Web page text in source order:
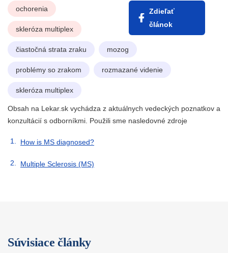
ochorenia
skleróza multiplex
Zdieľať
článok
čiastočná strata zraku mozog
problémy so zrakom rozmazané videnie
skleróza multiplex
Obsah na Lekar.sk vychádza z aktuálnych vedeckých poznatkov a
konzultácií s odborníkmi. Použili sme nasledovné zdroje
How is MS diagnosed?
Multiple Sclerosis (MS)
Súvisiace články